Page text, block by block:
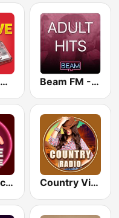
Romantic Vibes Beam FM - Adult Hits
Dance Machine Country Vibes